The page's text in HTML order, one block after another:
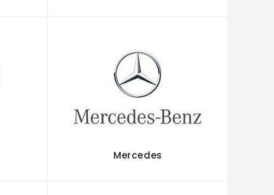
Mercedes